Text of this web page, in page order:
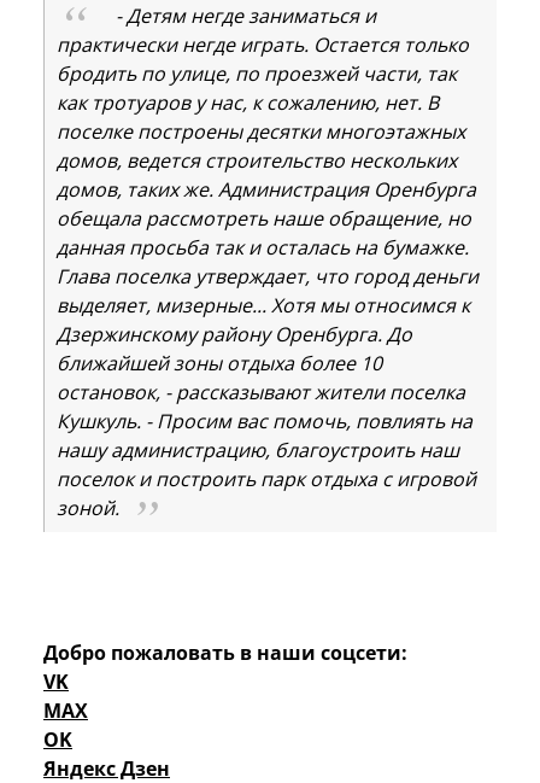
- Детям негде заниматься и
практически негде играть. Остается только
бродить по улице, по проезжей части, так
как тротуаров у нас, к сожалению, нет. В
поселке построены десятки многоэтажных
домов, ведется строительство нескольких
домов, таких же. Администрация Оренбурга
обещала рассмотреть наше обращение, но
данная просьба так и осталась на бумажке.
Глава поселка утверждает, что город деньги
выделяет, мизерные... Хотя мы относимся к
Дзержинскому району Оренбурга. До
ближайшей зоны отдыха более 10
остановок, - рассказывают жители поселка
Кушкуль. - Просим вас помочь, повлиять на
нашу администрацию, благоустроить наш
поселок и построить парк отдыха с игровой
зоной.
Добро пожаловать в наши соцсети:
VK
MAX
OK
Яндекс Дзен